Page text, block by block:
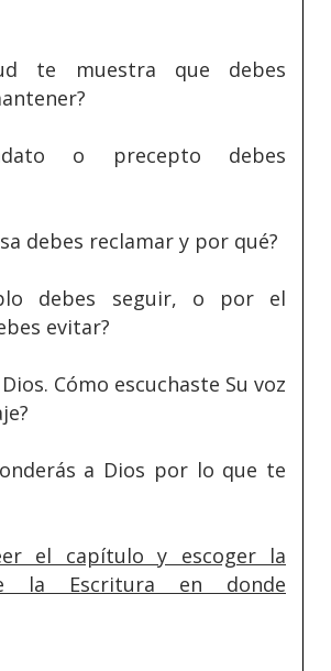
te muestra que debes
o precepto debes
debes reclamar y por qué?
debes seguir, o por el
evitar?
Cómo escuchaste Su voz
a Dios por lo que te
el capítulo y escoger la
la Escritura en donde